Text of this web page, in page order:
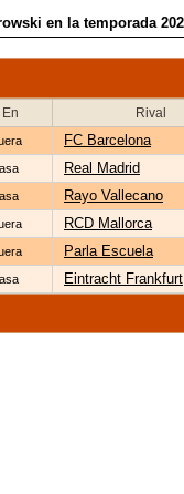
en la temporada
En Rival
FC Barcelona
Real Madrid
Rayo Vallecano
RCD Mallorca
Parla Escuela
Eintracht Frankfurt